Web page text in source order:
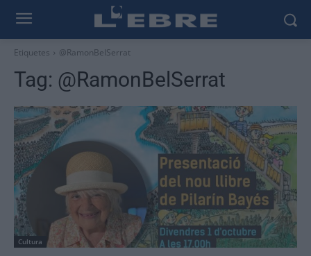
Etiquetes @RamonBelSerrat
Tag: @RamonBelSerrat
Cultura